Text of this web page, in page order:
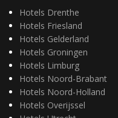
Hotels Drenthe
Hotels Friesland
Hotels Gelderland
Hotels Groningen
Hotels Limburg
Hotels Noord-Brabant
Hotels Noord-Holland
Hotels Overijssel